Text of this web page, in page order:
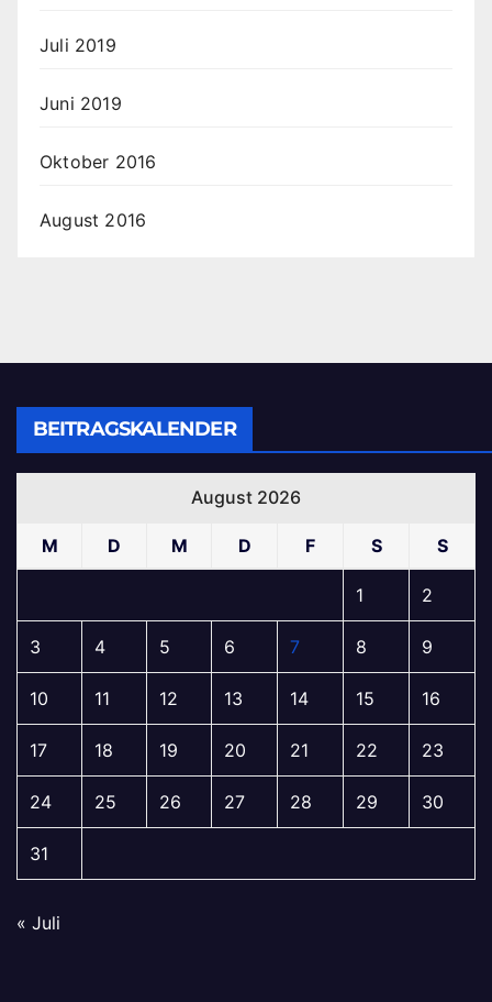
Juli 2019
Juni 2019
Oktober 2016
August 2016
BEITRAGSKALENDER
August 2026
M D M D F S S
1 2
3 4 5 6 7 8 9
10 11 12 13 14 15 16
17 18 19 20 21 22 23
24 25 26 27 28 29 30
31
« Juli